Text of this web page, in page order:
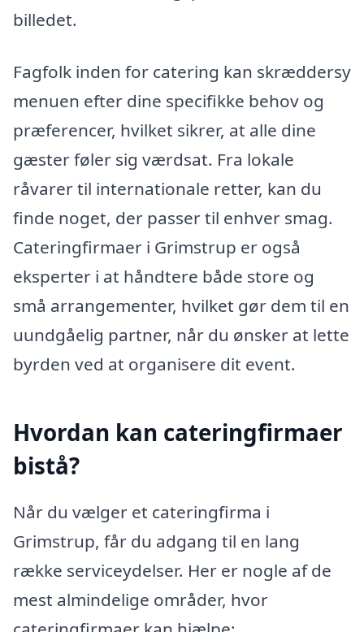
billedet.
Fagfolk inden for catering kan skræddersy
menuen efter dine specifikke behov og
præferencer, hvilket sikrer, at alle dine
gæster føler sig værdsat. Fra lokale
råvarer til internationale retter, kan du
finde noget, der passer til enhver smag.
Cateringfirmaer i Grimstrup er også
eksperter i at håndtere både store og
små arrangementer, hvilket gør dem til en
uundgåelig partner, når du ønsker at lette
byrden ved at organisere dit event.
Hvordan kan cateringfirmaer
bistå?
Når du vælger et cateringfirma i
Grimstrup, får du adgang til en lang
række serviceydelser. Her er nogle af de
mest almindelige områder, hvor